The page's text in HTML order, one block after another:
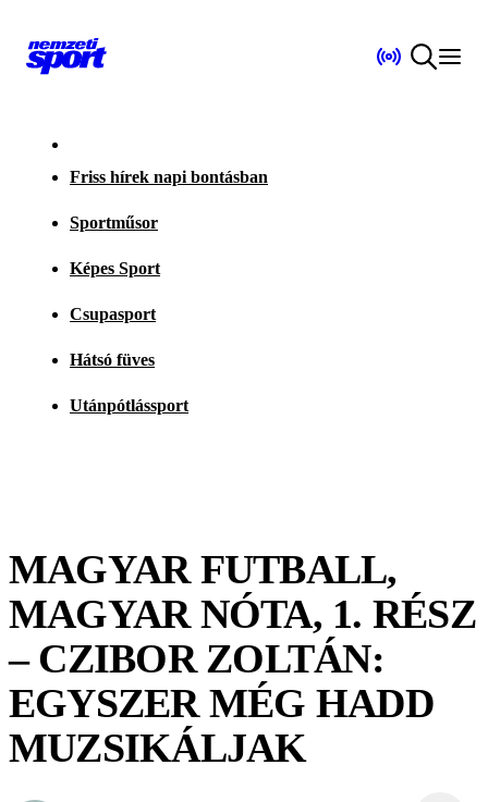
Friss hírek napi bontásban
Sportműsor
Képes Sport
Csupasport
Hátsó füves
Utánpótlássport
MAGYAR FUTBALL,
MAGYAR NÓTA, 1. RÉSZ
– CZIBOR ZOLTÁN:
EGYSZER MÉG HADD
MUZSIKÁLJAK